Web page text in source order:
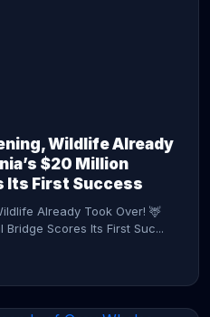
Wildlife Already
$20 Million
Its First Success
Already Took Over! 🦌
Bridge Scores Its First Suc...